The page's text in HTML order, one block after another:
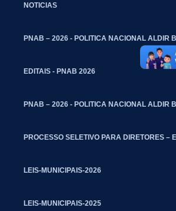
NOTICIAS
PNAB – 2026 - POLITICA NACIONAL ALDIR
EDITAIS - PNAB 2026
PNAB – 2026 - POLITICA NACIONAL ALDIR
PROCESSO SELETIVO PARA DIRETORES –
LEIS-MUNICIPAIS-2026
LEIS-MUNICIPAIS-2025